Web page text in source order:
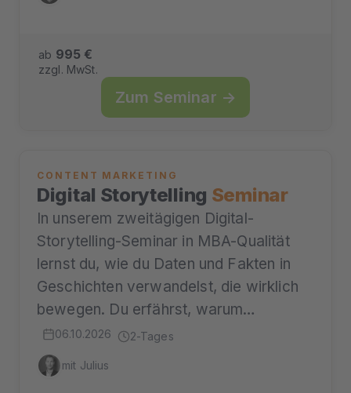
ab 995 €
zzgl. MwSt.
Zum Seminar →
CONTENT MARKETING
Digital Storytelling Seminar
In unserem zweitägigen Digital-
Storytelling-Seminar in MBA-Qualität
lernst du, wie du Daten und Fakten in
Geschichten verwandelst, die wirklich
bewegen. Du erfährst, warum…
06.10.2026 2-Tages
mit Julius